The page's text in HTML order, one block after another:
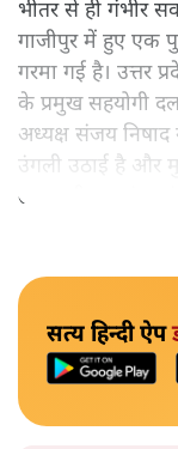
भीतर से ही गंभीर
गाजीपुर में हुए एक
गरमा गई है। उत्तर
के प्रमुख सहयोगी
अध्यक्ष संजय
उंगली उठाई है और
उच्चस्तरीय स्वतंत्र
सत्य हिन्दी ऐप